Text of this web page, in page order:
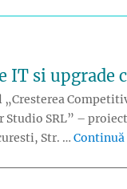
si upgrade
„Cresterea
Studio SRL” –
Str. …